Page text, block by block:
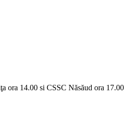
14.00 si CSSC Năsăud ora